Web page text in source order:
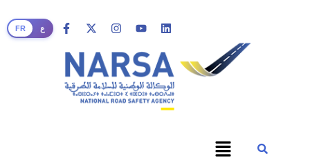
FR ع